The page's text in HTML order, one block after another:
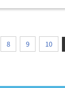
8 9 10